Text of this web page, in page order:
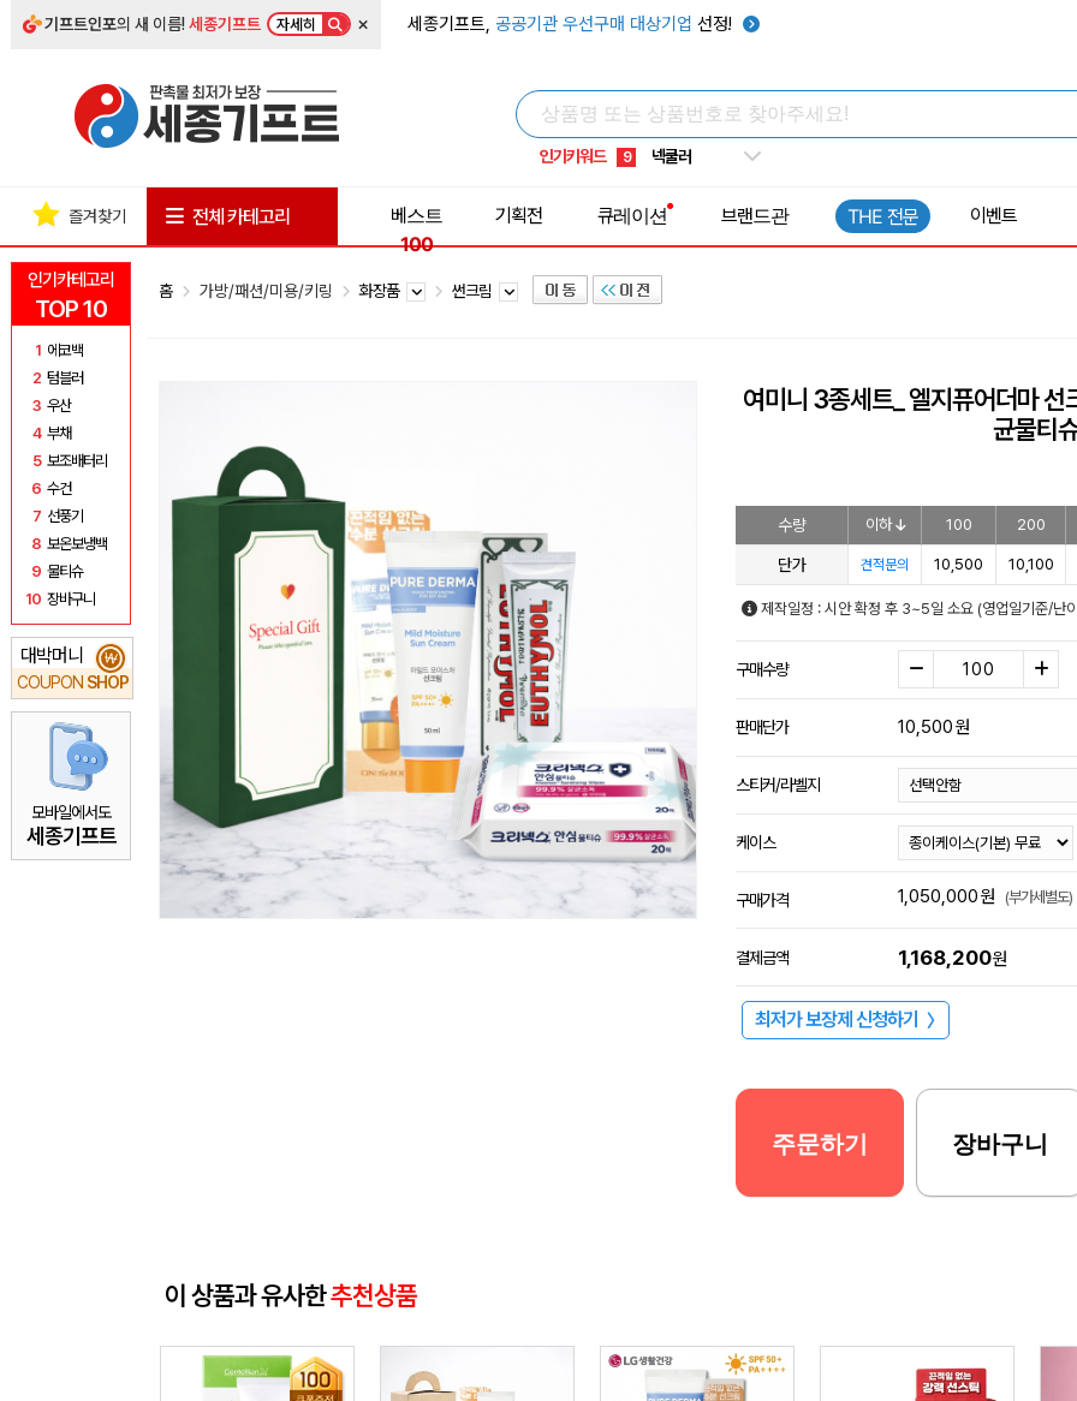
기프트인포의 새 이름!세종기프트 자세히 × 세종기프트, 공공기관 우선구매 대상기업 선정!
인기키워드
5 키캡
8 쿨토시
9 넥쿨러
1 선풍기
인기카테고리
TOP 10
1 에코백
2 텀블러
3 우산
4 부채
5 보조배터리
6 수건
7 선풍기
8 보온보냉백
9 물티슈
10 장바구니
대박머니
COUPON SHOP
₩
모바일에서도
세종기프트
즐겨찾기 전체 카테고리
베스트
100
기획전 큐레이션 브랜드관 THE 전문 이벤트
홈 가방/패션/미용/키링 화장품 썬크림
여미니 3종세트_ 엘지퓨어더마
균물티
수량 이하 100 200
단가 견적문의 10,500 10,100
제작일정 : 시안 확정 후 3~5일 소요 (영업일기준/난
구매수량
판매단가 10,500원
스티커/라벨지
케이스
구매가격 1,050,000원 (부가세별도)
결제금액 1,168,200원
최저가 보장제 신청하기 〉
주문하기 장바구니
이 상품과 유사한추천상품